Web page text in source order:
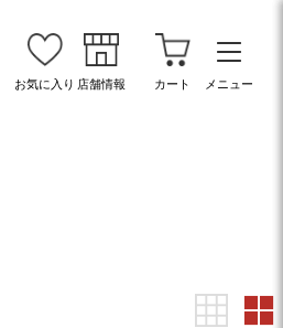
お気に入り 店舗情報 カート メニュー